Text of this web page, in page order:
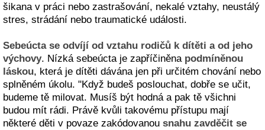
šikana v práci nebo zastrašování, nekalé vztahy, neustálý
stres, strádání nebo traumatické události.
Sebeúcta se odvíjí od vztahu rodičů k dítěti a od jeho
výchovy. Nízká sebeúcta je zapříčiněna podmíněnou
láskou, která je dítěti dávána jen při určitém chování nebo
splněném úkolu. "Když budeš poslouchat, dobře se učit,
budeme tě milovat. Musíš být hodná a pak tě všichni
budou mít rádi. Právě kvůli takovému přístupu mají
některé děti v povaze zakódovanou snahu zavděčit se